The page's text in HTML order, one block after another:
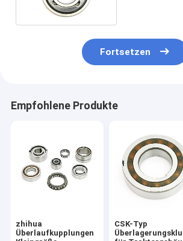
Fortsetzen
Empfohlene Produkte
zhihua
Überlaufkupplungen
CSK-Typ